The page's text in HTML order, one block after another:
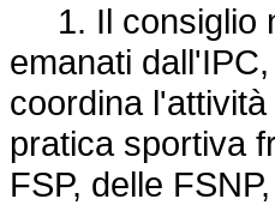
1. Il consiglio
emanati
coordina
pratica sportiva
FSP, delle